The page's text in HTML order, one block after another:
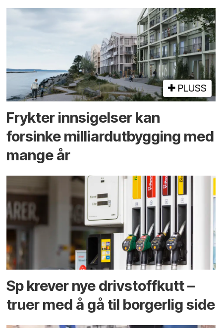
PLUSS
Frykter innsigelser kan
forsinke milliard­utbygging med
mange år
Sp krever nye drivstoffkutt –
truer med å gå til borgerlig side